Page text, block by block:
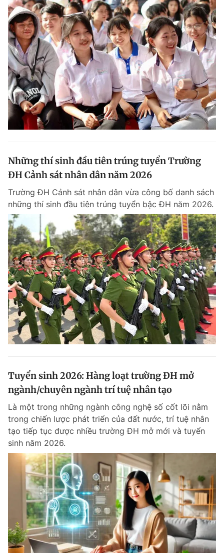
Đọc Thanh Niên trên điện thoại
Theo dõi báo trên
Hotline
0906 645 777
Liên hệ quảng cáo
0908 780 404
Đặt báo Quảng cáo RSS Tòa soạn Chính sách bảo
Phó tổng biên tập thường trực: Hải Thành
Phó tổng biên tập: Lâm Hiếu Dũng
Phó tổng biên tập: Trần Việt Hưng
Giấy phép xuất bản số 110/GP - BTTTT cấp ngày 24.3.2020
© 2003-2026 Bản quyền thuộc về Báo Thanh Niên. Cấm sao chép
dưới mọi hình thức nếu không có sự chấp thuận bằng văn bản.
Phát triển bởi ePi Technologies, JSC.
Những thí sinh đầu tiên trúng tuyển Trường
ĐH Cảnh sát nhân dân năm 2026
Trường ĐH Cảnh sát nhân dân vừa công bố danh sách
những thí sinh đầu tiên trúng tuyển bậc ĐH năm 2026.
Tuyển sinh 2026: Hàng loạt trường ĐH mở
ngành/chuyên ngành trí tuệ nhân tạo
Là một trong những ngành công nghệ số cốt lõi nằm
trong chiến lược phát triển của đất nước, trí tuệ nhân
tạo tiếp tục được nhiều trường ĐH mở mới và tuyển
sinh năm 2026.